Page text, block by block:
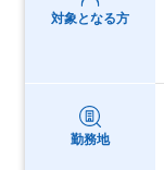
対象となる方
勤務地